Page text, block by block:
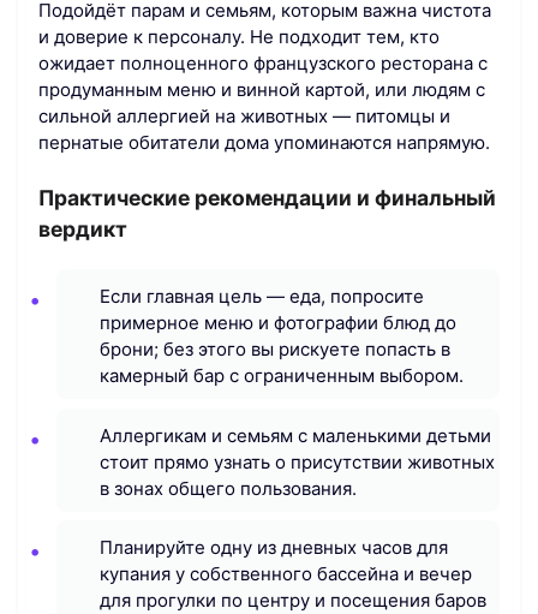
Подойдёт парам и семьям, которым важна чистота
и доверие к персоналу. Не подходит тем, кто
ожидает полноценного французского ресторана с
продуманным меню и винной картой, или людям с
сильной аллергией на животных — питомцы и
пернатые обитатели дома упоминаются напрямую.
Практические рекомендации и финальный
вердикт
Если главная цель — еда, попросите
примерное меню и фотографии блюд до
брони; без этого вы рискуете попасть в
камерный бар с ограниченным выбором.
Аллергикам и семьям с маленькими детьми
стоит прямо узнать о присутствии животных
в зонах общего пользования.
Планируйте одну из дневных часов для
купания у собственного бассейна и вечер
для прогулки по центру и посещения баров